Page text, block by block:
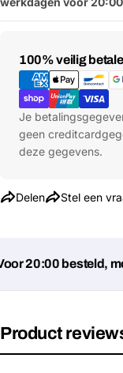
100% veilig
Betaalmethoden
Je
geen
deze gegevens.
Delen
Deel dit
Stel een
telefoon
Jouw
bericht
20:00 besteld,
Product